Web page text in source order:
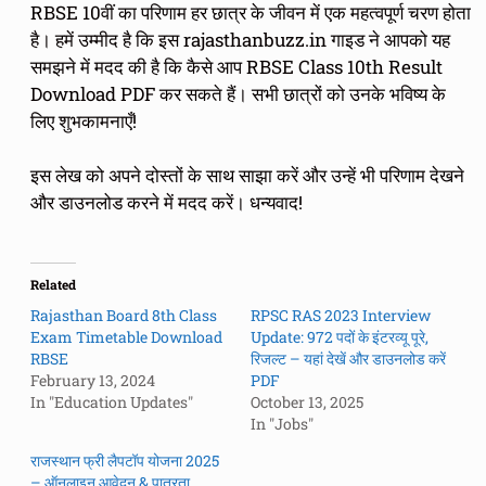
RBSE 10वीं का परिणाम हर छात्र के जीवन में एक महत्वपूर्ण चरण होता
है। हमें उम्मीद है कि इस rajasthanbuzz.in गाइड ने आपको यह
समझने में मदद की है कि कैसे आप RBSE Class 10th Result
Download PDF कर सकते हैं। सभी छात्रों को उनके भविष्य के
लिए शुभकामनाएँ!
इस लेख को अपने दोस्तों के साथ साझा करें और उन्हें भी परिणाम देखने
और डाउनलोड करने में मदद करें। धन्यवाद!
Related
Rajasthan Board 8th Class
Exam Timetable Download
RBSE
February 13, 2024
In "Education Updates"
RPSC RAS 2023 Interview
Update: 972 पदों के इंटरव्यू पूरे,
रिजल्ट – यहां देखें और डाउनलोड करें
PDF
October 13, 2025
In "Jobs"
राजस्थान फ्री लैपटॉप योजना 2025